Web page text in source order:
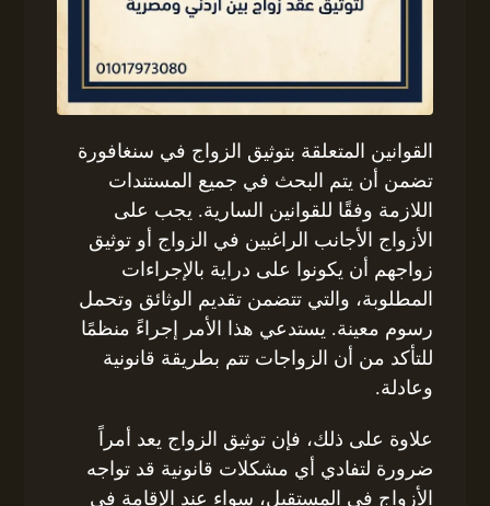
القوانين المتعلقة بتوثيق الزواج في سنغافورة
تضمن أن يتم البحث في جميع المستندات
اللازمة وفقًا للقوانين السارية. يجب على
الأزواج الأجانب الراغبين في الزواج أو توثيق
زواجهم أن يكونوا على دراية بالإجراءات
المطلوبة، والتي تتضمن تقديم الوثائق وتحمل
رسوم معينة. يستدعي هذا الأمر إجراءً منظمًا
للتأكد من أن الزواجات تتم بطريقة قانونية
وعادلة.
علاوة على ذلك، فإن توثيق الزواج يعد أمراً
ضرورة لتفادي أي مشكلات قانونية قد تواجه
الأزواج في المستقبل، سواء عند الإقامة في